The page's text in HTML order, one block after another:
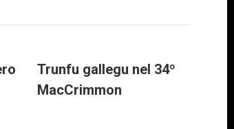
Trunfu gallegu nel 34º
MacCrimmon